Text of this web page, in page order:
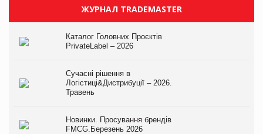
ЖУРНАЛ TRADEMASTER
Каталог Головних Проєктів
PrivateLabel – 2026
Сучасні рішення в
Логістиці&Дистрибуції – 2026.
Травень
Новинки. Просування брендів
FMCG.Березень 2026